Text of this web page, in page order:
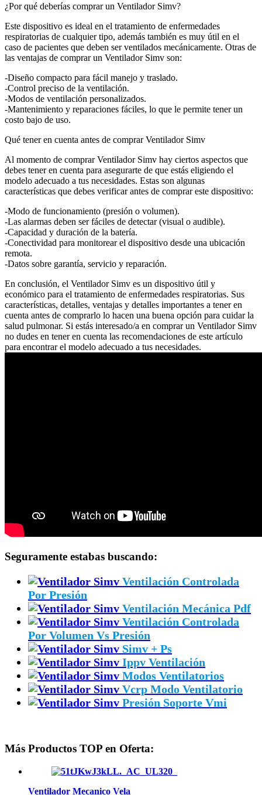
¿Por qué deberías comprar un Ventilador Simv?
Este dispositivo es ideal en el tratamiento de enfermedades
respiratorias de cualquier tipo, además también es muy útil en el
caso de pacientes que deben ser ventilados mecánicamente. Otras de
las ventajas de comprar un Ventilador Simv son:
-Diseño compacto para fácil manejo y traslado.
-Control preciso de la ventilación.
-Modos de ventilación personalizados.
-Mantenimiento y reparaciones fáciles, lo que le permite tener un
costo bajo de uso.
Qué tener en cuenta antes de comprar Ventilador Simv
Al momento de comprar Ventilador Simv hay ciertos aspectos que
debes tener en cuenta para asegurarte de que estás eligiendo el
modelo adecuado a tus necesidades. Estas son algunas
características que debes verificar antes de comprar este dispositivo:
-Modo de funcionamiento (presión o volumen).
-Las alarmas deben ser fáciles de detectar (visual o audible).
-Capacidad y duración de la batería.
-Conectividad para monitorear el dispositivo desde una ubicación
remota.
-Datos sobre garantía, servicio y reparación.
En conclusión, el Ventilador Simv es un dispositivo útil y
económico para el tratamiento de enfermedades respiratorias. Sus
características, detalles, ventajas y detalles importantes a tener en
cuenta antes de comprarlo lo hacen una buena opción para cuidar la
salud pulmonar. Si estás interesado/a en comprar un Ventilador Simv
no dudes en tener en cuenta las recomendaciones de este artículo
para encontrar el modelo adecuado a tus necesidades.
Seguramente estabas buscando:
Ventilación Controlada
Por Presión
Ventilación Mecánica Pdf
Ventilación Controlada
Por Volumen Vs Presión
Simv + Ps
Ippv Ventilación
Modos Ventilatorios
Vcrp Modo Ventilatorio
Presión Soporte Vmi
Más Productos TOP en Oferta:
Ventilador Mecanico Vela